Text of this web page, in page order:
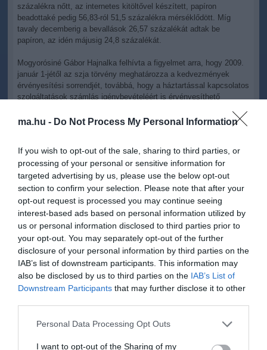
ma.hu - Do Not Process My Personal Information
If you wish to opt-out of the sale, sharing to third parties, or
processing of your personal or sensitive information for
targeted advertising by us, please use the below opt-out
section to confirm your selection. Please note that after your
opt-out request is processed you may continue seeing
interest-based ads based on personal information utilized by
us or personal information disclosed to third parties prior to
your opt-out. You may separately opt-out of the further
disclosure of your personal information by third parties on the
IAB’s list of downstream participants. This information may
also be disclosed by us to third parties on the IAB’s List of
Downstream Participants that may further disclose it to other
Please note that this website/app uses one or more Google
not limited to your visit or usage behaviour. You may click to
Personal Data Processing Opt Outs
I want to opt-out of the Sharing of my
százalékra nőtt, az internetes kitöltővel készített, papíron
beadottaké pedig 56,83-ról 51,5 százalékra mérséklődött. Míg
tavaly decemberig a bevallások 26,57 százalékát adtak be
papíron, az idén májusig 24,8 százalékát.
Mogyorósiné Gábor Hajnalka felhívta a figyelmet arra, hogy 2009.
január 1-jétől az szja törvény meghatározza a kedvezmények
érvényesítési sorrendjét, továbbá, hogy a háztartással kapcsolatos
szolgáltatások számlás igénybevételéért is érvényesíthető
tartalmazó számla a kedvezményt igénybe vevő nevére legyen
A pótlékmentes részletfizetésre továbbra is lehetőségük van
azoknak, akiknek a tényleges szja-kötelezettsége nem haladja
meg a 100 ezer forintot - emlékeztetett az elnökhelyettes. Annak,
aki négy hónap alatt sem tudja adókötelezettségét teljesíteni,
egyedi kérelmet kell benyújtania.
Kriskó Csaba főosztályvezető ismertette: az idén közel
százezerrel kevesebben kérték - a tavalyi 341.170 után 244.319
adózó - az egyszerűsített bevallás elkészítését, holott az erre
jogosultak köre az idén bővült.
Ezt a megoldást a főosztályvezető szerint többnyire azok
választják, akiknek befizetési kötelezettségük van, a
korábban jutnak hozzá a visszaigényelt adóhoz). Az igénylők
számának csökkenésében szerepet játszhatott az is, hogy az idén
nem volt akkora hírverés az egyszerűsített bevallás körül, mint
tavaly, a bevezetés évében - tette hozzá. Egyszerűsített bevallási